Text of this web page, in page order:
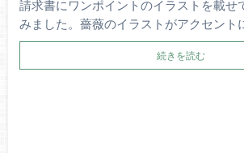
請求書にワンポイントのイラストを載せ
みました。薔薇のイラストがアクセント
続きを読む